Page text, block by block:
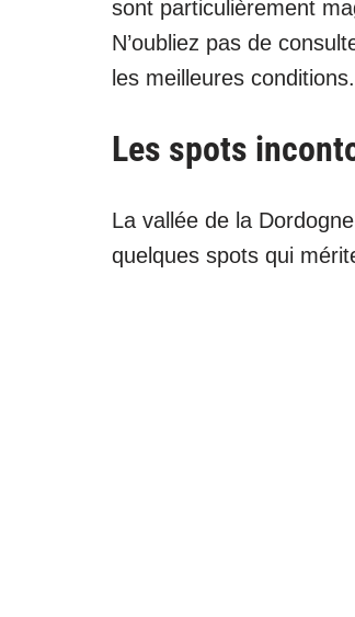
sont particulièrement
N’oubliez pas de
les meilleures conditions.
Les spots
La vallée de la
quelques spots qui